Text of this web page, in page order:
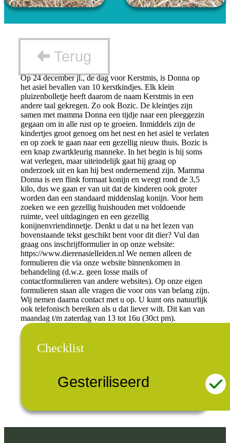
Terug
Op 24 december jl., de dag voor Kerstmis, is Donna op
het asiel bevallen van 10 kerstkindjes. Elk klein
pluizenbolletje heeft daarom de naam Kerstmis in een
andere taal gekregen. Zo ook Bozic. De kleintjes zijn
samen met mamma Donna een tijdje naar een pleeggezin
gegaan om in alle rust op te groeien. Inmiddels zijn de
kindertjes groot genoeg om het nest en het asiel te verlaten
en op zoek te gaan naar een gezellig nieuw thuis. Bozic is
een knap zwartkleurig manneke. In het begin is hij soms
wat verlegen, maar uiteindelijk gaat hij graag op
onderzoek uit en kan hij best ondernemend zijn. Mamma
Donna is een flink formaat konijn en weegt rond de 3,5
kilo, dus we gaan er van uit dat de kinderen ook groter
worden dan een standaard middenslag konijn. Voor hem
zoeken we een gezellig huishouden met voldoende
ruimte, veel uitdagingen en een gezellig
konijnenvriendinnetje. Denkt u dat u na het lezen van
bovenstaande tekst geschikt bent voor dit dier? Vul dan
graag ons inschrijfformulier in op onze website:
https://www.dierenasielleiden.nl We nemen alleen de
formulieren die via onze website binnenkomen in
behandeling (d.w.z. geen losse mails of
contactformulieren van andere websites). Op onze eigen
formulieren staan alle vragen die voor ons van belang zijn.
Wij nemen daarna contact met u op. U kunt ons natuurlijk
ook telefonisch bereiken als u dat liever wilt. Dit kan van
maandag t/m zaterdag van 13 tot 16u (30ct pm).
Checklist
Gesteriliseerd